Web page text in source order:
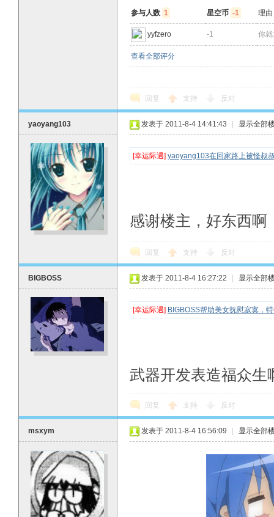
参与人数 1 星空币 -1 理由
yyfzero -1 你
查看全部评分
回复 支持 反对
yaoyang103 发表于 2011-8-4 14:41:43 显示全部
[幸运际遇] yaoyang103在回家路上被怪叔
感谢楼主，好东西啊
回复 支持 反对
BIGBOSS 发表于 2011-8-4 16:27:22 显示全部
[幸运际遇] BIGBOSS帮助美女抚慰寂寞，
武器开发表造福众生
回复 支持 反对
msxym 发表于 2011-8-4 16:56:09 显示全部